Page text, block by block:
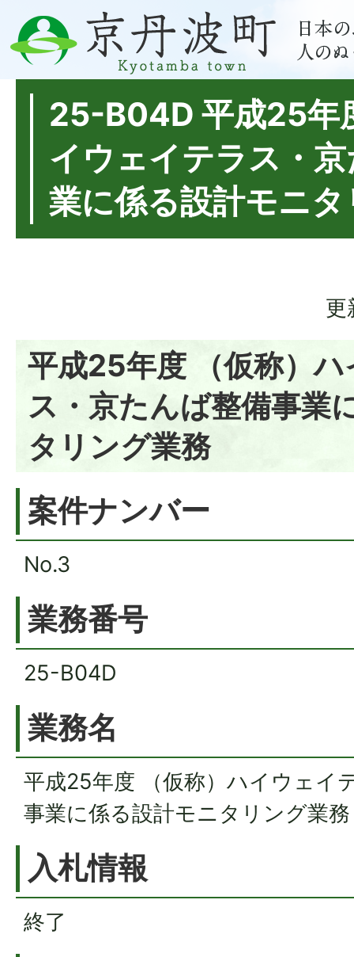
25-B04D 平成25年
イウェイテラス・
業に係る設計モニ
更
平成25年度 （仮称）
ス・京たんば整備事業
タリング業務
案件ナンバー
No.3
業務番号
25-B04D
業務名
平成25年度 （仮称）ハイウェイ
事業に係る設計モニタリング業務
入札情報
終了